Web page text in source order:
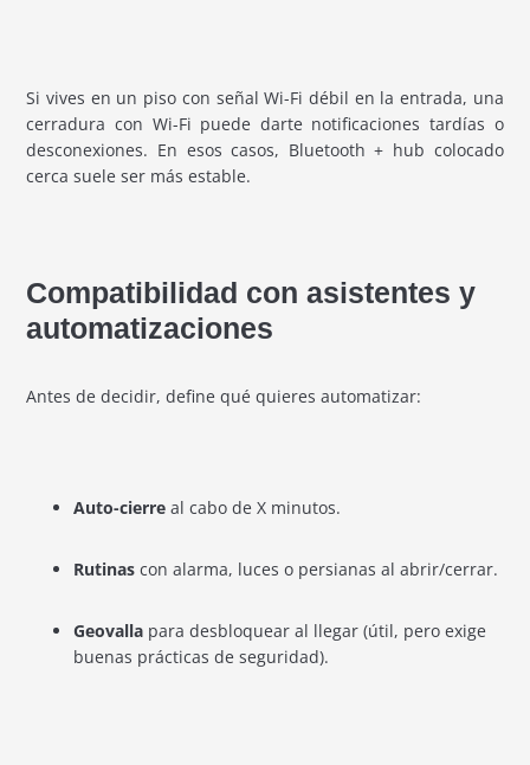
Si vives en un piso con señal Wi-Fi débil en la entrada, una
cerradura con Wi-Fi puede darte notificaciones tardías o
desconexiones. En esos casos, Bluetooth + hub colocado
cerca suele ser más estable.
Compatibilidad con asistentes y
automatizaciones
Antes de decidir, define qué quieres automatizar:
Auto-cierre al cabo de X minutos.
Rutinas con alarma, luces o persianas al abrir/cerrar.
Geovalla para desbloquear al llegar (útil, pero exige
buenas prácticas de seguridad).